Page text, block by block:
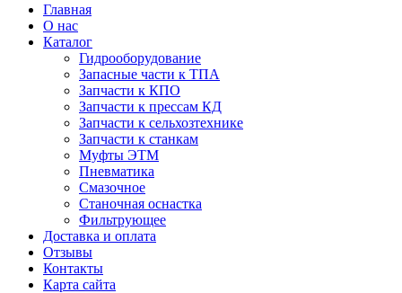
Главная
О нас
Каталог
Гидрооборудование
Запасные части к ТПА
Запчасти к КПО
Запчасти к прессам КД
Запчасти к сельхозтехнике
Запчасти к станкам
Муфты ЭТМ
Пневматика
Смазочное
Станочная оснастка
Фильтрующее
Доставка и оплата
Отзывы
Контакты
Карта сайта